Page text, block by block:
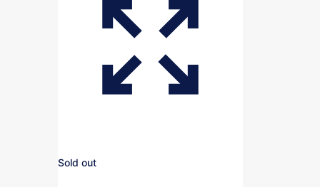
Sold out